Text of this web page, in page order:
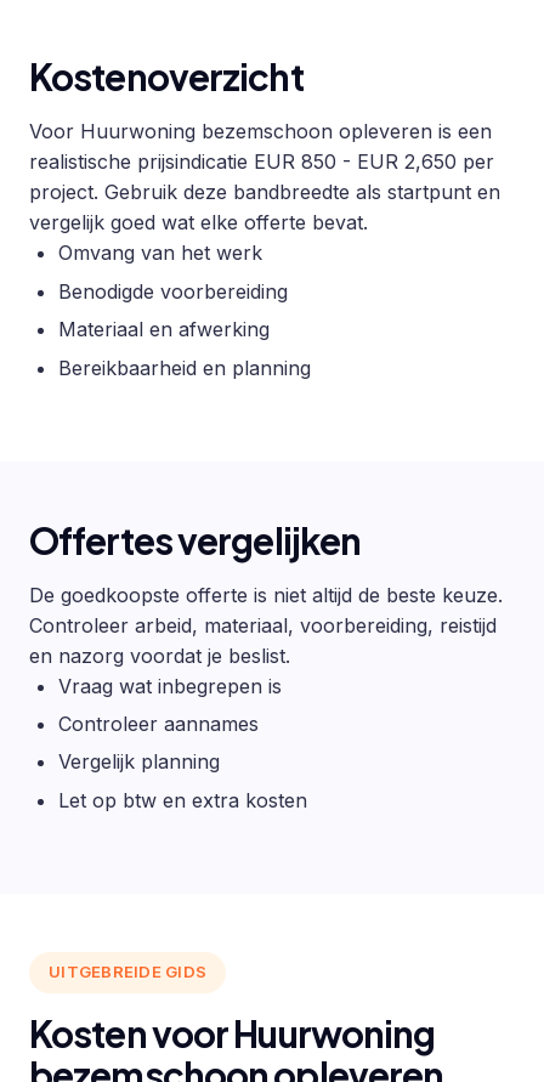
Kostenoverzicht
Voor Huurwoning bezemschoon opleveren is een
realistische prijsindicatie EUR 850 - EUR 2,650 per
project. Gebruik deze bandbreedte als startpunt en
vergelijk goed wat elke offerte bevat.
Omvang van het werk
Benodigde voorbereiding
Materiaal en afwerking
Bereikbaarheid en planning
Offertes vergelijken
De goedkoopste offerte is niet altijd de beste keuze.
Controleer arbeid, materiaal, voorbereiding, reistijd
en nazorg voordat je beslist.
Vraag wat inbegrepen is
Controleer aannames
Vergelijk planning
Let op btw en extra kosten
UITGEBREIDE GIDS
Kosten voor Huurwoning